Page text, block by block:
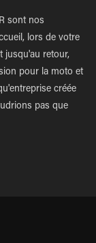
sont nos
lors de votre
jusqu'au retour,
pour la moto et
créée
pas que